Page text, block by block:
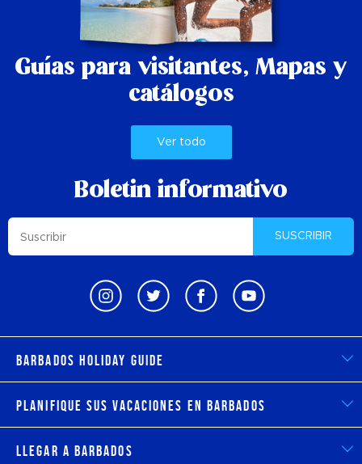
Guías para visitantes, Mapas y
catálogos
Ver todo
Boletin informativo
SUSCRIBIR
Barbados Holiday Guide
Planifique sus vacaciones en Barbados
Llegar a Barbados